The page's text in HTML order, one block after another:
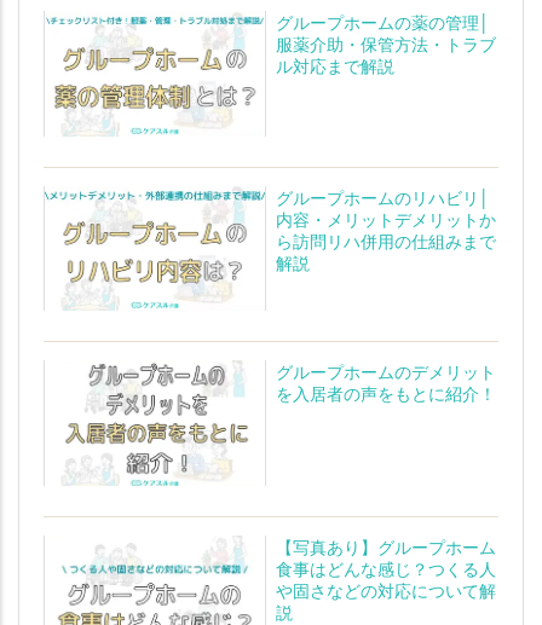
グループホームの薬の管理│
服薬介助・保管方法・トラブ
ル対応まで解説
グループホームのリハビリ│
内容・メリットデメリットか
ら訪問リハ併用の仕組みまで
解説
グループホームのデメリット
を入居者の声をもとに紹介！
【写真あり】グループホーム
食事はどんな感じ？つくる人
や固さなどの対応について解
説